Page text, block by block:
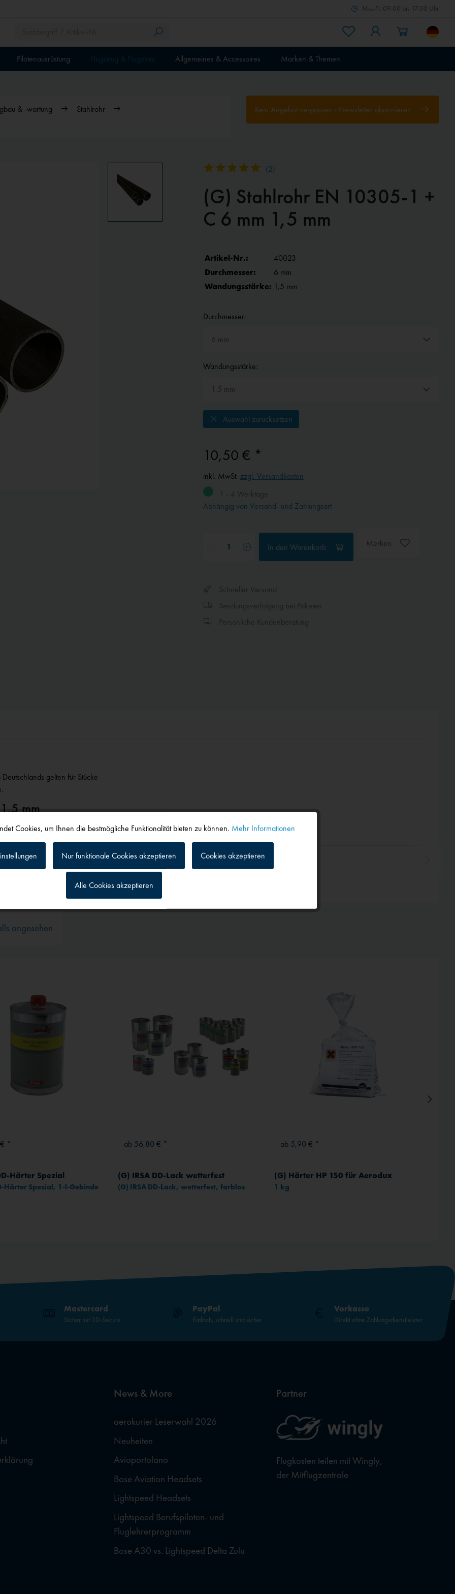
Mo.-Fr. 09:00 bis 17:00 Uhr
Pilotenausrüstung Allgemeines & Accessoires Marken & Themen
& -wartung
Stahlrohr
Kein Angebot verpassen - Newsletter abonnieren
(2)
(G) Stahlrohr EN 10305-1 +
C 6 mm 1,5 mm
Artikel-Nr.:
40023
Durchmesser:
6 mm
Wandungsstärke: 1,5 mm
Durchmesser:
Wandungsstärke:
Auswahl zurücksetzen
10,50 € *
inkl. MwSt. zzgl. Versandkosten
Abhängig von Versand- und Zahlungsart
In den Warenkorb Merken
gelten für Stücke
mm
angesehen
*
Härter Spezial
Härter Spezial, 1-l-Gebinde
ab 56,80 € *
(G) IRSA DD-Lack wetterfest
(G) IRSA DD-Lack, wetterfest, farblos
ab 5,90 € *
(G) Härter HP 150 für Aerodux
1 kg
Mastercard
Sicher mit 3D-Secure
PayPal
Einfach, schnell und sicher
Vorkasse
Direkt ohne Zahlungsdienstleister
News & More
aerokurier Leserwahl 2026
Neuheiten
Avioportolano
Bose Aviation Headsets
Lightspeed Headsets
Lightspeed Berufspiloten- und
Fluglehrerprogramm
Bose A30 vs. Lightspeed Delta Zulu
Partner
Flugkosten teilen mit Wingly,
der Mitflugzentrale
Inaktiv
Cookies, um Ihnen die bestmögliche Funktionalität bieten zu können. Mehr Informationen
Nur funktionale Cookies akzeptieren Cookies akzeptieren
Alle Cookies akzeptieren